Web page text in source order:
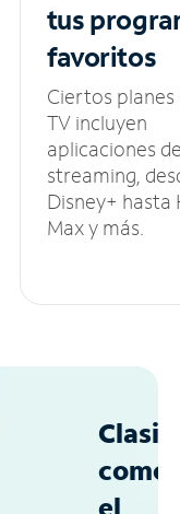
tus
favoritos
Ciertos planes
TV incluyen
aplicaciones
streaming,
Disney+ hasta
Max y más.
como
el